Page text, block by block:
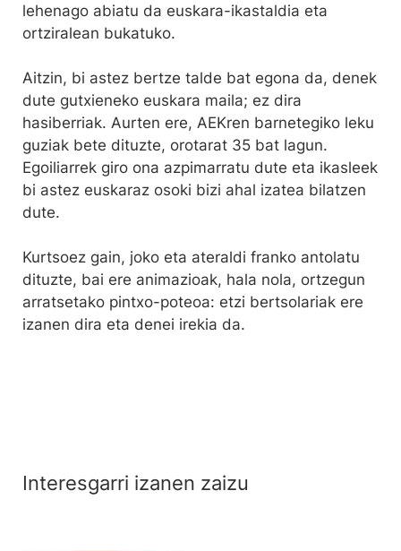
lehenago abiatu da euskara-ikastaldia eta
ortziralean bukatuko.
Aitzin, bi astez bertze talde bat egona da, denek
dute gutxieneko euskara maila; ez dira
hasiberriak. Aurten ere, AEKren barnetegiko leku
guziak bete dituzte, orotarat 35 bat lagun.
Egoiliarrek giro ona azpimarratu dute eta ikasleek
bi astez euskaraz osoki bizi ahal izatea bilatzen
dute.
Kurtsoez gain, joko eta ateraldi franko antolatu
dituzte, bai ere animazioak, hala nola, ortzegun
arratsetako pintxo-poteoa: etzi bertsolariak ere
izanen dira eta denei irekia da.
Interesgarri izanen zaizu